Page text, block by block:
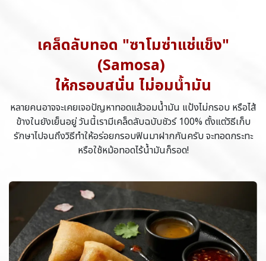
เคล็ดลับทอด "ซาโมซ่าแช่แข็ง"
(Samosa)
ให้กรอบสนั่น ไม่อมน้ำมัน
หลายคนอาจจะเคยเจอปัญหาทอดแล้วอมน้ำมัน แป้งไม่กรอบ หรือไส้
ข้างในยังเย็นอยู่ วันนี้เรามีเคล็ดลับฉบับชัวร์ 100% ตั้งแต่วิธีเก็บ
รักษาไปจนถึงวิธีทำให้อร่อยกรอบฟินมาฝากกันครับ จะทอดกระทะ
หรือใช้หม้อทอดไร้น้ำมันก็รอด!